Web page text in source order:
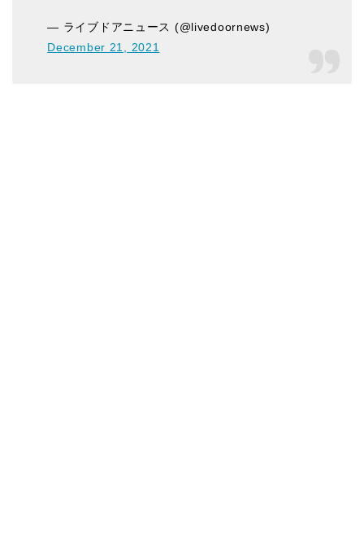
— ライブドアニュース (@livedoornews)
December 21, 2021